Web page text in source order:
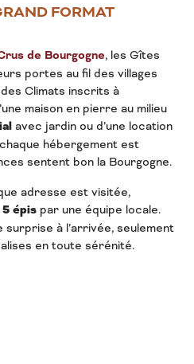
FORMAT
de Bourgogne, les Gîtes
portes au fil des villages
Climats inscrits à
maison en pierre au milieu
avec jardin ou d’une location
hébergement est
sentent bon la Bourgogne.
adresse est visitée,
épis par une équipe locale.
surprise à l’arrivée, seulement
en toute sérénité.